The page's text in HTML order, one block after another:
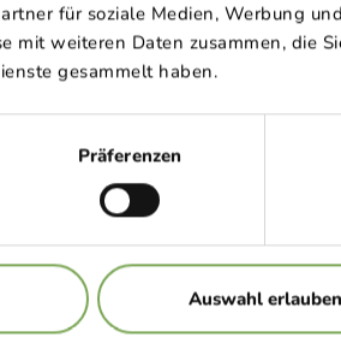
für soziale Medien, Werbung
mit weiteren Daten zusammen, die
gesammelt haben.
Präferenzen
Auswahl erlauben
©